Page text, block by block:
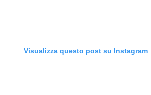
Visualizza questo post su Instagram